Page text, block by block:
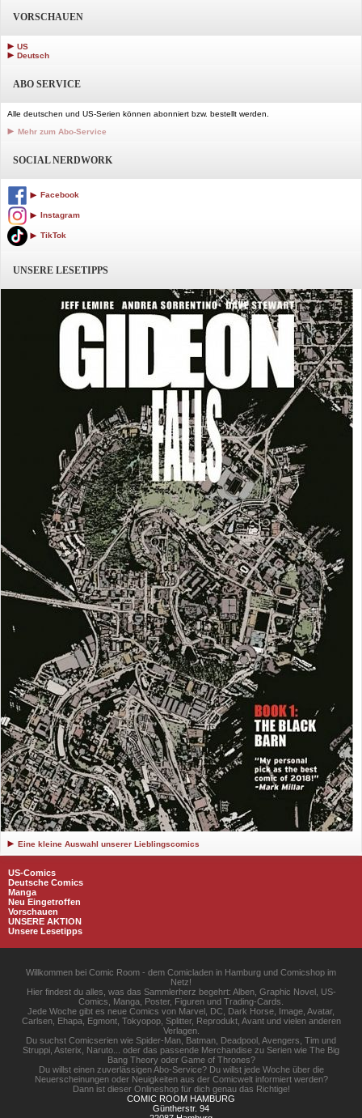
VORSCHAUEN
US
Deutsch
ABO SERVICE
Alle deutschen und US-Serien können abonniert bzw. bestellt werden.
Mehr zum Abo-Service
SOCIAL NERDWORK
Facebook
Instagram
TikTok
UNSERE LESETIPPS
Eine kleine Auswahl unserer Lieblingscomics
US-Comics
Deutsche Comics
Manga
Neu Eingetroffen
Vorschauen
UNSERE AKTION
Unsere Lesetipps
Willkommen bei Comic Room - dem Comicladen in Hamburg und Comicshop im
Netz!
Hier findest du alles, was das Sammlerherz begehrt: Alben, Graphic Novel, US-
Comics, Manga, Poster, Figuren und Trading-Cards.
Jede Woche gibt es neue Comics von Marvel, DC, Dark Horse, Image, Avatar,
Carlsen, Ehapa, Egmont, Tokyopop, Splitter, Reprodukt, Avant und vielen anderen
Verlagen.
Du suchst Comicserien wie Spider-Man, Batman, Deadpool, Avengers, Tim und
Struppi, Asterix, Naruto... oder das passende Merchandise zu Serien wie The Big
Bang Theory oder Game of Thrones?
Du willst einen zuverlässigen Abo-Service? Du willst jede Woche über die
Neuerscheinungen oder Neuigkeiten aus der Comicwelt informiert werden?
Dann ist dieser Onlineshop für dich genau das Richtige!
COMIC ROOM HAMBURG
Güntherstr. 94